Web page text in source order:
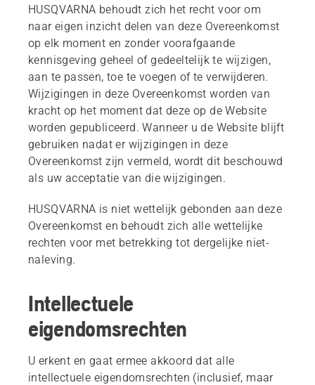
HUSQVARNA behoudt zich het recht voor om
naar eigen inzicht delen van deze Overeenkomst
op elk moment en zonder voorafgaande
kennisgeving geheel of gedeeltelijk te wijzigen,
aan te passen, toe te voegen of te verwijderen.
Wijzigingen in deze Overeenkomst worden van
kracht op het moment dat deze op de Website
worden gepubliceerd. Wanneer u de Website blijft
gebruiken nadat er wijzigingen in deze
Overeenkomst zijn vermeld, wordt dit beschouwd
als uw acceptatie van die wijzigingen.
HUSQVARNA is niet wettelijk gebonden aan deze
Overeenkomst en behoudt zich alle wettelijke
rechten voor met betrekking tot dergelijke niet-
naleving.
Intellectuele
eigendomsrechten
U erkent en gaat ermee akkoord dat alle
intellectuele eigendomsrechten (inclusief, maar